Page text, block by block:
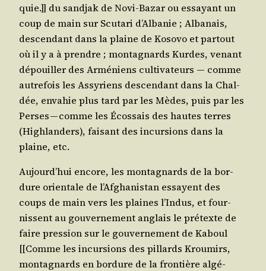
quie.]] du sand­jak de Novi-Bazar ou essayant un
coup de main sur Scu­ta­ri d’Al­ba­nie ; Alba­nais,
des­cen­dant dans la plaine de Koso­vo et par­tout
où il y a à prendre ; mon­ta­gnards Kurdes, venant
dépouiller des Armé­niens culti­va­teurs ― comme
autre­fois les Assy­riens des­cen­dant dans la Chal­
dée, enva­hie plus tard par les Mèdes, puis par les
Perses — comme les Écos­sais des hautes terres
(High­lan­ders), fai­sant des incur­sions dans la
plaine, etc.
Aujourd’­hui encore, les mon­ta­gnards de la bor­
dure orien­tale de l’Af­gha­nis­tan essayent des
coups de main vers les plaines l’In­dus, et four­
nissent au gou­ver­ne­ment anglais le pré­texte de
faire pres­sion sur le gou­ver­ne­ment de Kaboul
[[Comme les incur­sions des pillards Krou­mirs,
mon­ta­gnards en bor­dure de la fron­tière algé­